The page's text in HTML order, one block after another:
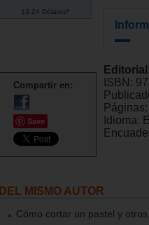
13.24 Dólares*
Compartir en:
Save
ISBN:
Páginas:
Idioma:
DEL MISMO AUTOR
Cómo cortar un pastel y